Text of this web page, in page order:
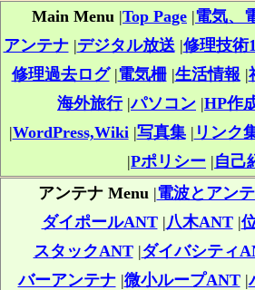
Main Menu |Top Page |電気、
アンテナ|デジタル放送|修理技術1
修理過去ログ|電気柵|生活情報 |
海外旅行|パソコン |HP作
|WordPress,Wiki|写真集| リンク
|Pポリシー |自己
アンテナ Menu|電波とアン
ダイポールANT|八木ANT|
スタックANT|ダイバシティ
バーアンテナ|微小ループANT|